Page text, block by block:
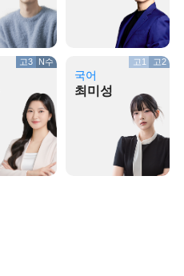
고3 N수
국어
최미성
고1 고2